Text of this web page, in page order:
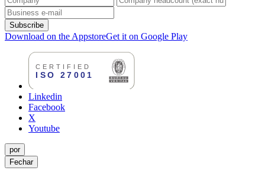
Subscribe
Download on the AppstoreGet it on Google Play
Linkedin
Facebook
X
Youtube
por
Fechar